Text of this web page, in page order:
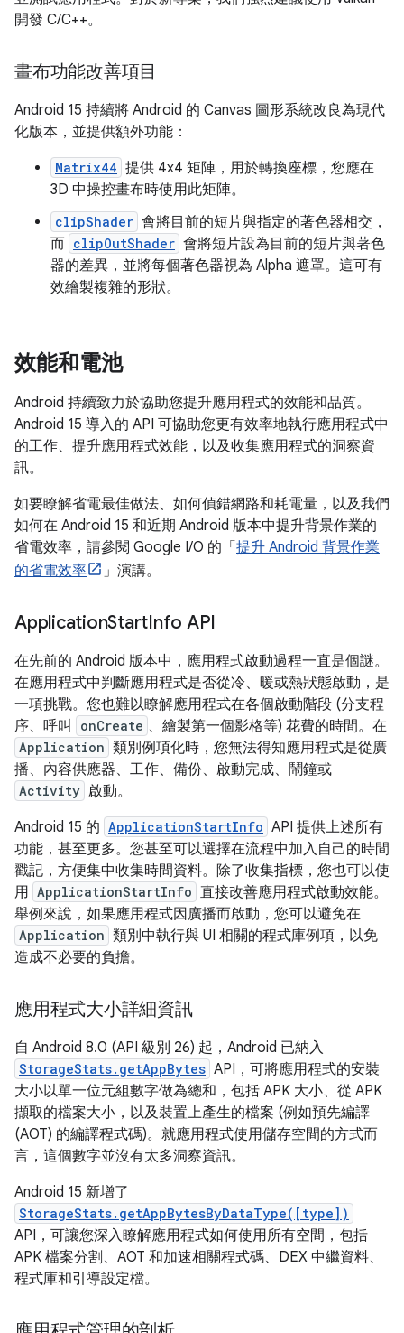
開發 C/C++。
畫布功能改善項目
Android 15 持續將 Android 的 Canvas 圖形系統改良為現代
化版本，並提供額外功能：
Matrix44 提供 4x4 矩陣，用於轉換座標，您應在
3D 中操控畫布時使用此矩陣。
clipShader 會將目前的短片與指定的著色器相交，
而 clipOutShader 會將短片設為目前的短片與著色
器的差異，並將每個著色器視為 Alpha 遮罩。這可有
效繪製複雜的形狀。
效能和電池
Android 持續致力於協助您提升應用程式的效能和品質。
Android 15 導入的 API 可協助您更有效率地執行應用程式中
的工作、提升應用程式效能，以及收集應用程式的洞察資
訊。
如要瞭解省電最佳做法、如何偵錯網路和耗電量，以及我們
如何在 Android 15 和近期 Android 版本中提升背景作業的
省電效率，請參閱 Google I/O 的「提升 Android 背景作業
的省電效率
」演講。
ApplicationStartInfo API
在先前的 Android 版本中，應用程式啟動過程一直是個謎。
在應用程式中判斷應用程式是否從冷、暖或熱狀態啟動，是
一項挑戰。您也難以瞭解應用程式在各個啟動階段 (分支程
序、呼叫
onCreate 、繪製第一個影格等) 花費的時間。在
Application 類別例項化時，您無法得知應用程式是從廣
播、內容供應器、工作、備份、啟動完成、鬧鐘或
Activity 啟動。
Android 15 的 ApplicationStartInfo API 提供上述所有
功能，甚至更多。您甚至可以選擇在流程中加入自己的時間
戳記，方便集中收集時間資料。除了收集指標，您也可以使
用 ApplicationStartInfo 直接改善應用程式啟動效能。
舉例來說，如果應用程式因廣播而啟動，您可以避免在
Application 類別中執行與 UI 相關的程式庫例項，以免
造成不必要的負擔。
應用程式大小詳細資訊
自 Android 8.0 (API 級別 26) 起，Android 已納入
StorageStats.getAppBytes API，可將應用程式的安裝
大小以單一位元組數字做為總和，包括 APK 大小、從 APK
擷取的檔案大小，以及裝置上產生的檔案 (例如預先編譯
(AOT) 的編譯程式碼)。就應用程式使用儲存空間的方式而
言，這個數字並沒有太多洞察資訊。
Android 15 新增了
StorageStats.getAppBytesByDataType([type])
API，可讓您深入瞭解應用程式如何使用所有空間，包括
APK 檔案分割、AOT 和加速相關程式碼、DEX 中繼資料、
程式庫和引導設定檔。